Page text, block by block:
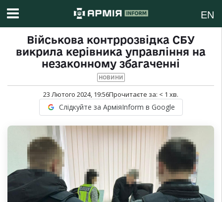
EN
Військова контррозвідка СБУ
викрила керівника управління на
незаконному збагаченні
НОВИНИ
23 Лютого 2024, 19:56Прочитаєте за: < 1 хв.
Слідкуйте за АрміяInform в Google